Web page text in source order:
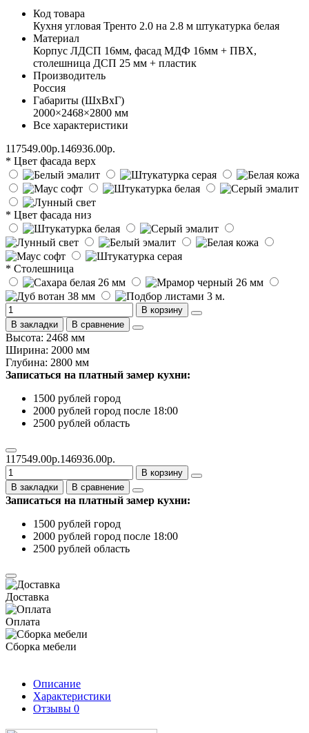
Код товара
Кухня угловая Тренто 2.0 на 2.8 м штукатурка белая
Материал
Корпус ЛДСП 16мм, фасад МДФ 16мм + ПВХ,
столешница ДСП 25 мм + пластик
Производитель
Россия
Габариты (ШхВхГ)
2000×2468×2800 мм
Все характеристики
117549.00р.146936.00р.
* Цвет фасада верх
* Цвет фасада низ
* Столешница
В корзину
В закладки
В сравнение
Высота: 2468 мм
Ширина: 2000 мм
Глубина: 2800 мм
Записаться на платный замер кухни:
1500 рублей город
2000 рублей город после 18:00
2500 рублей область
117549.00р.146936.00р.
В корзину
В закладки
В сравнение
Записаться на платный замер кухни:
1500 рублей город
2000 рублей город после 18:00
2500 рублей область
Доставка
Оплата
Сборка мебели
Описание
Характеристики
Отзывы 0